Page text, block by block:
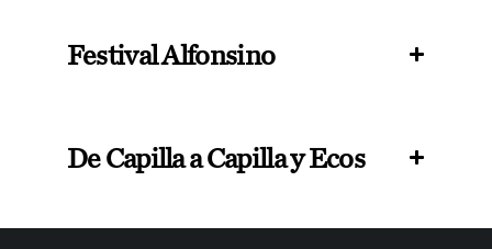
Festival Alfonsino
De Capilla a Capilla y Ecos